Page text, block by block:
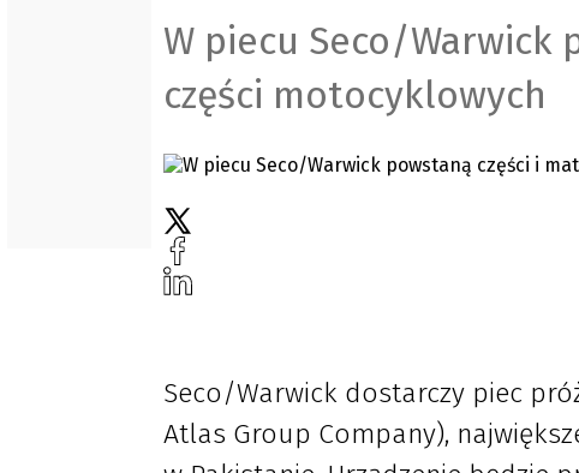
W piecu Seco/Warwick
części motocyklowych
Seco/Warwick dostarczy piec
Atlas Group Company),